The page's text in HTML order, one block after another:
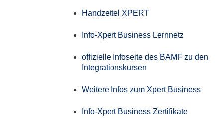
Handzettel XPERT
Info-Xpert Business Lernnetz
offizielle Infoseite des BAMF zu den
Integrationskursen
Weitere Infos zum Xpert Business
Info-Xpert Business Zertifikate